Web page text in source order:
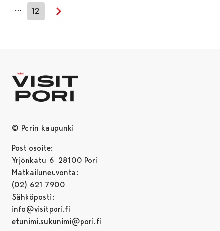
… 12
© Porin kaupunki
Postiosoite:
Yrjönkatu 6, 28100 Pori
Matkailuneuvonta:
(02) 621 7900
Sähköposti:
info@visitpori.fi
etunimi.sukunimi@pori.fi